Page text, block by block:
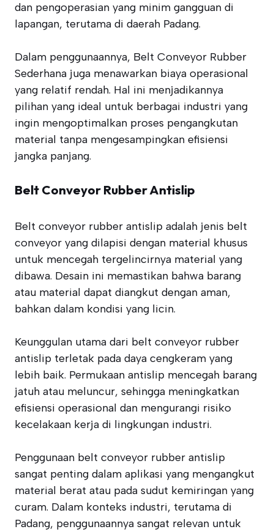
dan pengoperasian yang minim gangguan di
lapangan, terutama di daerah Padang.
Dalam penggunaannya, Belt Conveyor Rubber
Sederhana juga menawarkan biaya operasional
yang relatif rendah. Hal ini menjadikannya
pilihan yang ideal untuk berbagai industri yang
ingin mengoptimalkan proses pengangkutan
material tanpa mengesampingkan efisiensi
jangka panjang.
Belt Conveyor Rubber Antislip
Belt conveyor rubber antislip adalah jenis belt
conveyor yang dilapisi dengan material khusus
untuk mencegah tergelincirnya material yang
dibawa. Desain ini memastikan bahwa barang
atau material dapat diangkut dengan aman,
bahkan dalam kondisi yang licin.
Keunggulan utama dari belt conveyor rubber
antislip terletak pada daya cengkeram yang
lebih baik. Permukaan antislip mencegah barang
jatuh atau meluncur, sehingga meningkatkan
efisiensi operasional dan mengurangi risiko
kecelakaan kerja di lingkungan industri.
Penggunaan belt conveyor rubber antislip
sangat penting dalam aplikasi yang mengangkut
material berat atau pada sudut kemiringan yang
curam. Dalam konteks industri, terutama di
Padang, penggunaannya sangat relevan untuk